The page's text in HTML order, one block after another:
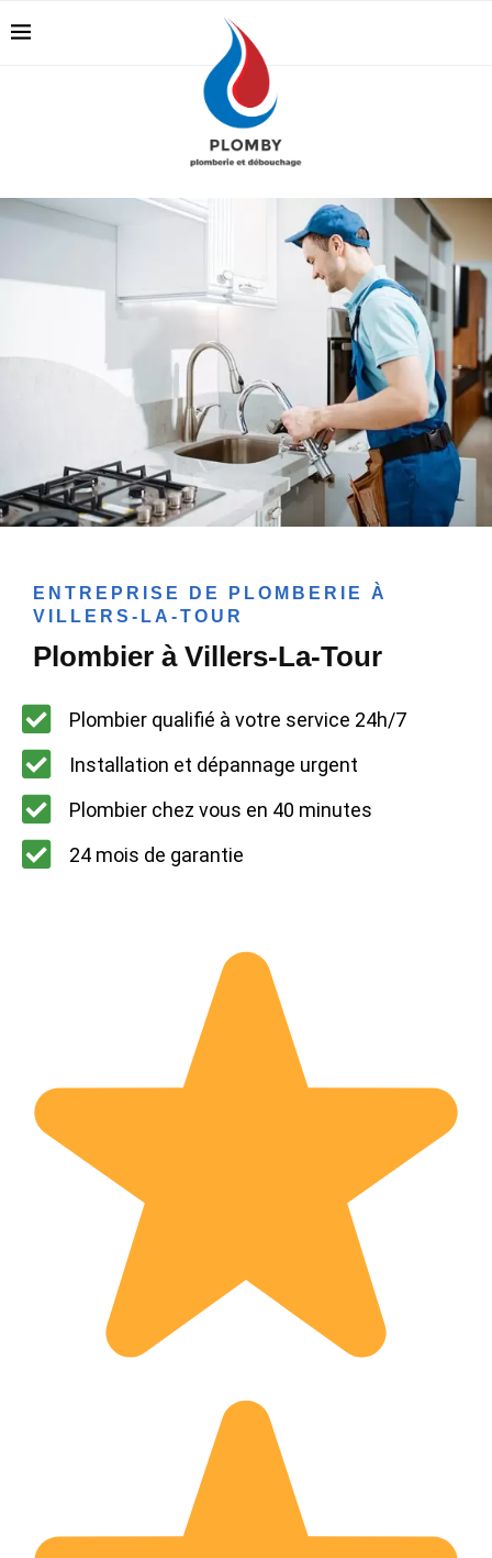
ENTREPRISE DE PLOMBERIE À
VILLERS-LA-TOUR
Plombier à Villers-La-Tour
Plombier qualifié à votre service 24h/7
Installation et dépannage urgent
Plombier chez vous en 40 minutes
24 mois de garantie